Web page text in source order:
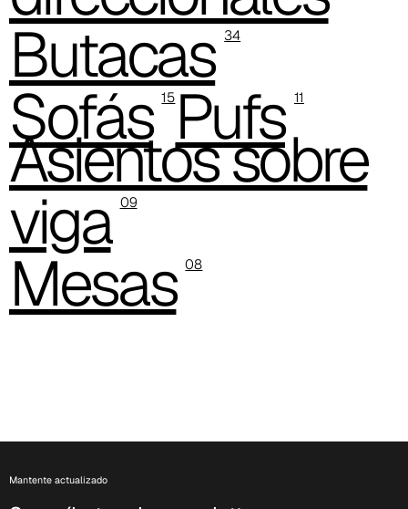
C 38P
Butacas 34
Sofás 15Pufs 11
Asientos sobre
viga 09
Mesas 08
Mantente actualizado